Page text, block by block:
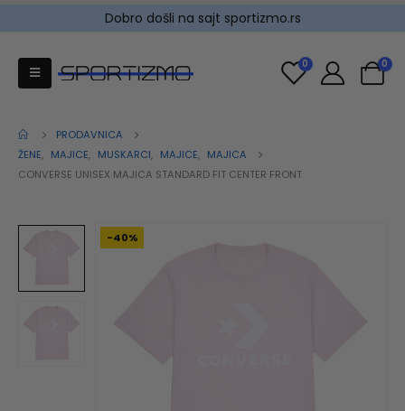
Dobro došli na sajt sportizmo.rs
0 0
PRODAVNICA
ŽENE, MAJICE, MUSKARCI, MAJICE, MAJICA
CONVERSE UNISEX MAJICA STANDARD FIT CENTER FRONT
-40%